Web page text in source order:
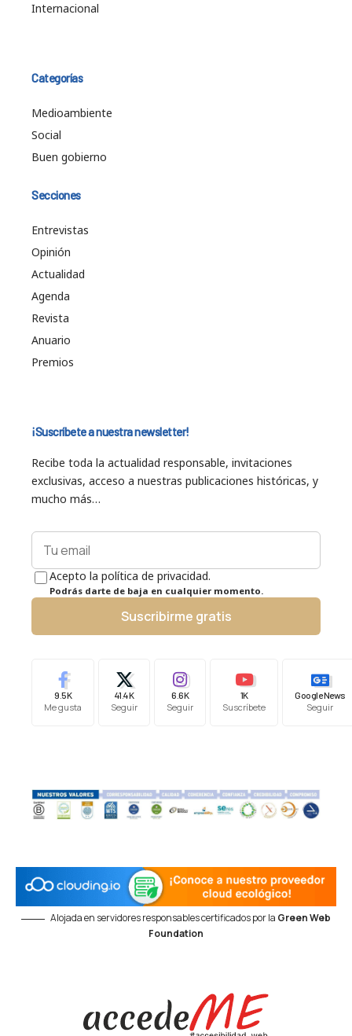
Internacional
Categorías
Medioambiente
Social
Buen gobierno
Secciones
Entrevistas
Opinión
Actualidad
Agenda
Revista
Anuario
Premios
¡Suscríbete a nuestra newsletter!
Recibe toda la actualidad responsable, invitaciones
exclusivas, acceso a nuestras publicaciones históricas, y
mucho más…
Acepto la política de privacidad.
Podrás darte de baja en cualquier momento.
Suscribirme gratis
9.5K
Me gusta
41.4K
Seguir
6.6K
Seguir
1K
Suscríbete
Google News
Seguir
Alojada en servidores responsables certificados por la Green Web
Foundation